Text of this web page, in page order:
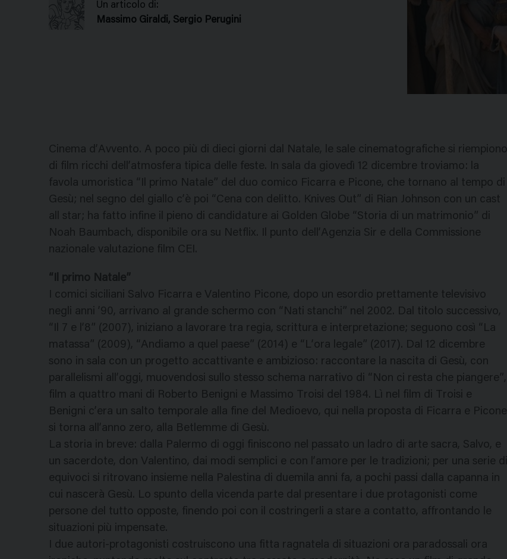
Un articolo di:
Massimo Giraldi, Sergio Perugini
Cinema d’Avvento. A poco più di dieci giorni dal Natale, le sale cinematografiche si riempiono
di film ricchi dell’atmosfera tipica delle feste. In sala da giovedì 12 dicembre troviamo: la
favola umoristica “Il primo Natale” del duo comico Ficarra e Picone, che tornano al tempo di
Gesù; nel segno del giallo c’è poi “Cena con delitto. Knives Out” di Rian Johnson con un cast
all star; ha fatto infine il pieno di candidature ai Golden Globe “Storia di un matrimonio” di
Noah Baumbach, disponibile ora su Netflix. Il punto dell’Agenzia Sir e della Commissione
nazionale valutazione film CEI.
“Il primo Natale”
I comici siciliani Salvo Ficarra e Valentino Picone, dopo un esordio prettamente televisivo
negli anni ’90, arrivano al grande schermo con “Nati stanchi” nel 2002. Dal titolo successivo,
“Il 7 e l’8” (2007), iniziano a lavorare tra regia, scrittura e interpretazione; seguono così “La
matassa” (2009), “Andiamo a quel paese” (2014) e “L’ora legale” (2017). Dal 12 dicembre
sono in sala con un progetto accattivante e ambizioso: raccontare la nascita di Gesù, con
parallelismi all’oggi, muovendosi sullo stesso schema narrativo di “Non ci resta che piangere”,
film a quattro mani di Roberto Benigni e Massimo Troisi del 1984. Lì nel film di Troisi e
Benigni c’era un salto temporale alla fine del Medioevo, qui nella proposta di Ficarra e Picone
si torna all’anno zero, alla Betlemme di Gesù.
La storia in breve: dalla Palermo di oggi finiscono nel passato un ladro di arte sacra, Salvo, e
un sacerdote, don Valentino, dai modi semplici e con l’amore per le tradizioni; per una serie di
equivoci si ritrovano insieme nella Palestina di duemila anni fa, a pochi passi dalla capanna in
cui nascerà Gesù. Lo spunto della vicenda parte dal presentare i due protagonisti come
persone del tutto opposte, finendo poi con il costringerli a stare a contatto, affrontando le
situazioni più impensate.
I due autori-protagonisti costruiscono una fitta ragnatela di situazioni ora paradossali ora